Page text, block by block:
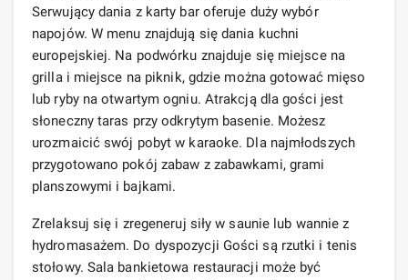
Serwujący dania z karty bar oferuje duży wybór
napojów. W menu znajdują się dania kuchni
europejskiej. Na podwórku znajduje się miejsce na
grilla i miejsce na piknik, gdzie można gotować mięso
lub ryby na otwartym ogniu. Atrakcją dla gości jest
słoneczny taras przy odkrytym basenie. Możesz
urozmaicić swój pobyt w karaoke. Dla najmłodszych
przygotowano pokój zabaw z zabawkami, grami
planszowymi i bajkami.
Zrelaksuj się i zregeneruj siły w saunie lub wannie z
hydromasażem. Do dyspozycji Gości są rzutki i tenis
stołowy. Sala bankietowa restauracji może być